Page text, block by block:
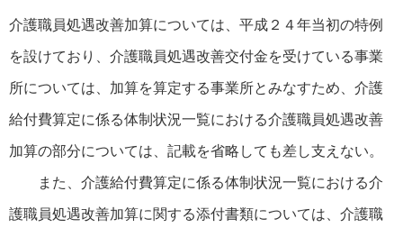
介護職員処遇改善加算については、平成２４年当初の特例
を設けており、介護職員処遇改善交付金を受けている事業
所については、加算を算定する事業所とみなすため、介護
給付費算定に係る体制状況一覧における介護職員処遇改善
加算の部分については、記載を省略しても差し支えない。
また、介護給付費算定に係る体制状況一覧における介
護職員処遇改善加算に関する添付書類については、介護職